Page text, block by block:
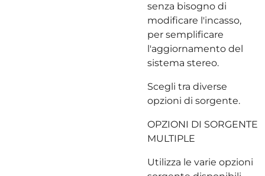
senza bisogno di
modificare l'incasso,
per semplificare
l'aggiornamento del
sistema stereo.
Scegli tra diverse
opzioni di sorgente.
OPZIONI DI SORGENTE
MULTIPLE
Utilizza le varie opzioni